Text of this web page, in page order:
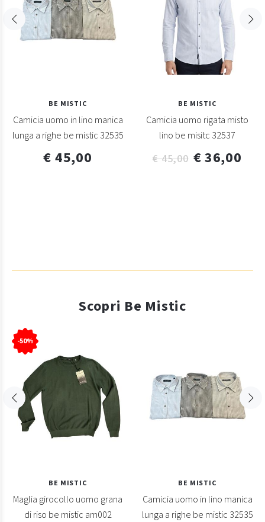
BE MISTIC
Camicia uomo in lino manica
lunga a righe be mistic 32535
€ 45,00
BE MISTIC
Camicia uomo rigata misto
lino be misitc 32537
€ 45,00 € 36,00
Scopri Be Mistic
-50%
BE MISTIC
Maglia girocollo uomo grana
di riso be mistic am002
BE MISTIC
Camicia uomo in lino manica
lunga a righe be mistic 32535